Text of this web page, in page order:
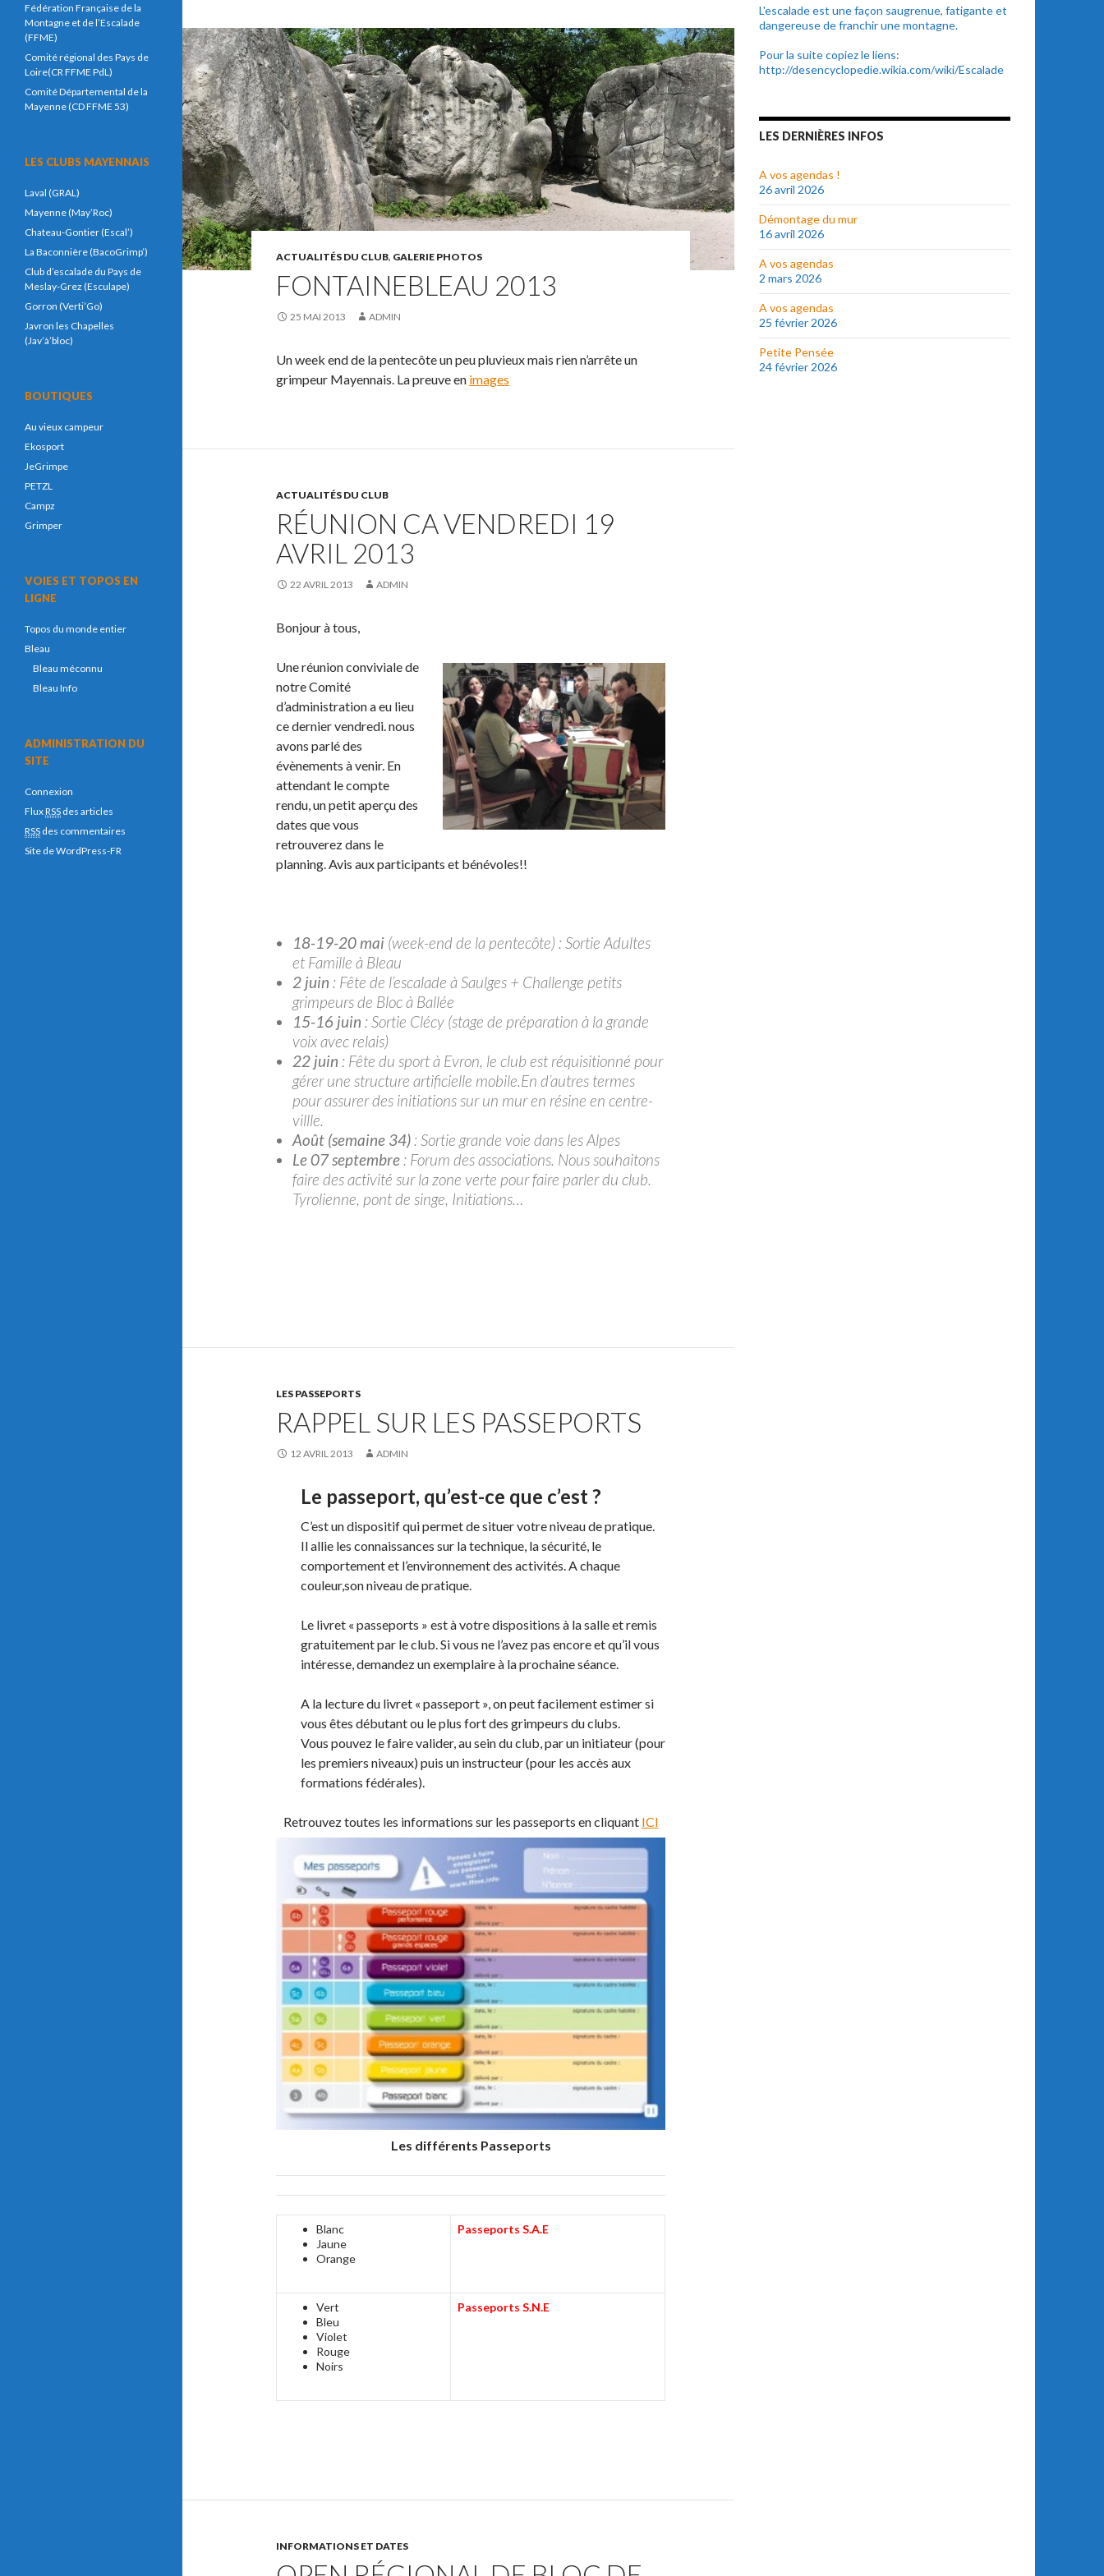
ACTUALITÉS DU CLUB, GALERIE PHOTOS
FONTAINEBLEAU 2013
25 MAI 2013 ADMIN
Un week end de la pentecôte un peu pluvieux mais rien n’arrête un
grimpeur Mayennais. La preuve en images
ACTUALITÉS DU CLUB
RÉUNION CA VENDREDI 19
AVRIL 2013
22 AVRIL 2013 ADMIN
Bonjour à tous,
Une réunion conviviale de
notre Comité
d’administration a eu lieu
ce dernier vendredi. nous
avons parlé des
évènements à venir. En
attendant le compte
rendu, un petit aperçu des
dates que vous
retrouverez dans le
planning. Avis aux participants et bénévoles!!
18-19-20 mai (week-end de la pentecôte) : Sortie Adultes
et Famille à Bleau
2 juin : Fête de l’escalade à Saulges + Challenge petits
grimpeurs de Bloc à Ballée
15-16 juin : Sortie Clécy (stage de préparation à la grande
voix avec relais)
22 juin : Fête du sport à Evron, le club est réquisitionné pour
gérer une structure artificielle mobile.En d’autres termes
pour assurer des initiations sur un mur en résine en centre-
villle.
Août (semaine 34): Sortie grande voie dans les Alpes
Le 07 septembre: Forum des associations. Nous souhaitons
faire des activité sur la zone verte pour faire parler du club.
Tyrolienne, pont de singe, Initiations…
LES PASSEPORTS
RAPPEL SUR LES PASSEPORTS
12 AVRIL 2013 ADMIN
Le passeport, qu’est-ce que c’est ?
C’est un dispositif qui permet de situer votre niveau de pratique.
Il allie les connaissances sur la technique, la sécurité, le
comportement et l’environnement des activités. A chaque
couleur,son niveau de pratique.
Le livret « passeports » est à votre dispositions à la salle et remis
gratuitement par le club. Si vous ne l’avez pas encore et qu’il vous
intéresse, demandez un exemplaire à la prochaine séance.
A la lecture du livret « passeport », on peut facilement estimer si
vous êtes débutant ou le plus fort des grimpeurs du clubs.
Vous pouvez le faire valider, au sein du club, par un initiateur (pour
les premiers niveaux) puis un instructeur (pour les accès aux
formations fédérales).
Retrouvez toutes les informations sur les passeports en cliquant ICI
Les différents Passeports
Blanc
Jaune
Orange
Passeports S.A.E
Vert
Bleu
Violet
Rouge
Noirs
Passeports S.N.E
INFORMATIONS ET DATES
L'escalade est une façon saugrenue, fatigante et
dangereuse de franchir une montagne.
Pour la suite copiez le liens:
http://desencyclopedie.wikia.com/wiki/Escalade
LES DERNIÈRES INFOS
A vos agendas !
26 avril 2026
Démontage du mur
16 avril 2026
A vos agendas
2 mars 2026
A vos agendas
25 février 2026
Petite Pensée
24 février 2026
Fédération Française de la
Montagne et de l’Escalade
(FFME)
Comité régional des Pays de
Loire(CR FFME PdL)
Comité Départemental de la
Mayenne (CD FFME 53)
LES CLUBS MAYENNAIS
Laval (GRAL)
Mayenne (May’Roc)
Chateau-Gontier (Escal’)
La Baconnière (BacoGrimp’)
Club d’escalade du Pays de
Meslay-Grez (Esculape)
Gorron (Verti’Go)
Javron les Chapelles
(Jav’à’bloc)
BOUTIQUES
Au vieux campeur
Ekosport
JeGrimpe
PETZL
Campz
Grimper
VOIES ET TOPOS EN
LIGNE
Topos du monde entier
Bleau
Bleau méconnu
Bleau Info
ADMINISTRATION DU
SITE
Connexion
FluxRSS des articles
RSS des commentaires
Site de WordPress-FR